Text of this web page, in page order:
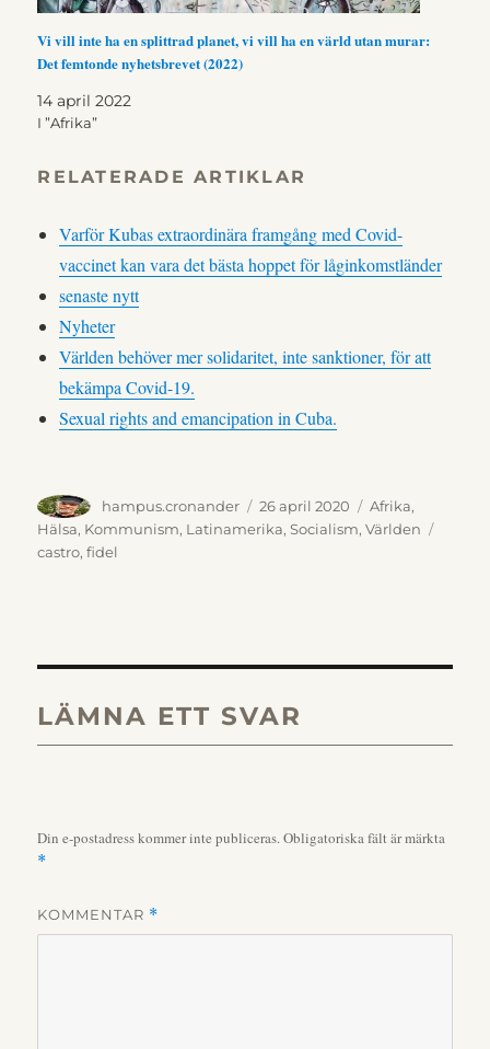
Vi vill inte ha en splittrad planet, vi vill ha en värld utan murar:
Det femtonde nyhetsbrevet (2022)
14 april 2022
I ”Afrika”
RELATERADE ARTIKLAR
Varför Kubas extraordinära framgång med Covid-
vaccinet kan vara det bästa hoppet för låginkomstländer
senaste nytt
Nyheter
Världen behöver mer solidaritet, inte sanktioner, för att
bekämpa Covid-19.
Sexual rights and emancipation in Cuba.
Författare
hampus.cronander
Publicerat
den
26 april 2020 Kategorier
Afrika,
Hälsa, Kommunism, Latinamerika,Socialism,Världen
castro,fidel
LÄMNA ETT SVAR
Din e-postadress kommer inte publiceras.Obligatoriska fält är märkta
*
KOMMENTAR *